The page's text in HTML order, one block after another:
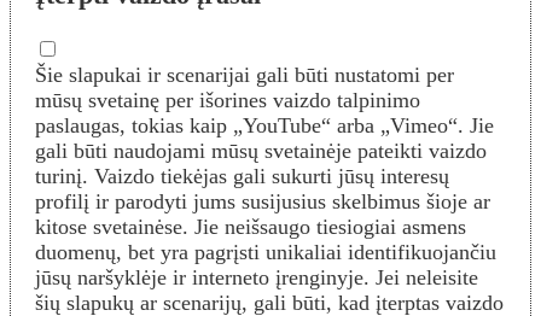
Šie slapukai ir scenarijai gali būti nustatomi per
mūsų svetainę per išorines vaizdo talpinimo
paslaugas, tokias kaip „YouTube“ arba „Vimeo“. Jie
gali būti naudojami mūsų svetainėje pateikti vaizdo
turinį. Vaizdo tiekėjas gali sukurti jūsų interesų
profilį ir parodyti jums susijusius skelbimus šioje ar
kitose svetainėse. Jie neišsaugo tiesiogiai asmens
duomenų, bet yra pagrįsti unikaliai identifikuojančiu
jūsų naršyklėje ir interneto įrenginyje. Jei neleisite
šių slapukų ar scenarijų, gali būti, kad įterptas vaizdo